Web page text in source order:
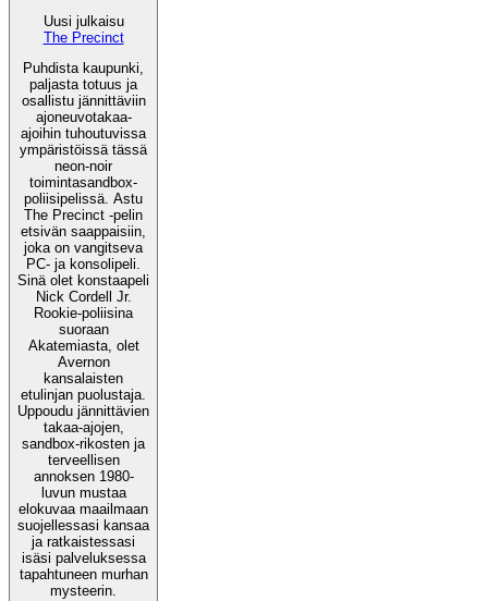
Uusi julkaisu
The Precinct
Puhdista kaupunki,
paljasta totuus ja
osallistu jännittäviin
ajoneuvotakaa-
ajoihin tuhoutuvissa
ympäristöissä tässä
neon-noir
toimintasandbox-
poliisipelissä. Astu
The Precinct -pelin
etsivän saappaisiin,
joka on vangitseva
PC- ja konsolipeli.
Sinä olet konstaapeli
Nick Cordell Jr.
Rookie-poliisina
suoraan
Akatemiasta, olet
Avernon
kansalaisten
etulinjan puolustaja.
Uppoudu jännittävien
takaa-ajojen,
sandbox-rikosten ja
terveellisen
annoksen 1980-
luvun mustaa
elokuvaa maailmaan
suojellessasi kansaa
ja ratkaistessasi
isäsi palveluksessa
tapahtuneen murhan
mysteerin.